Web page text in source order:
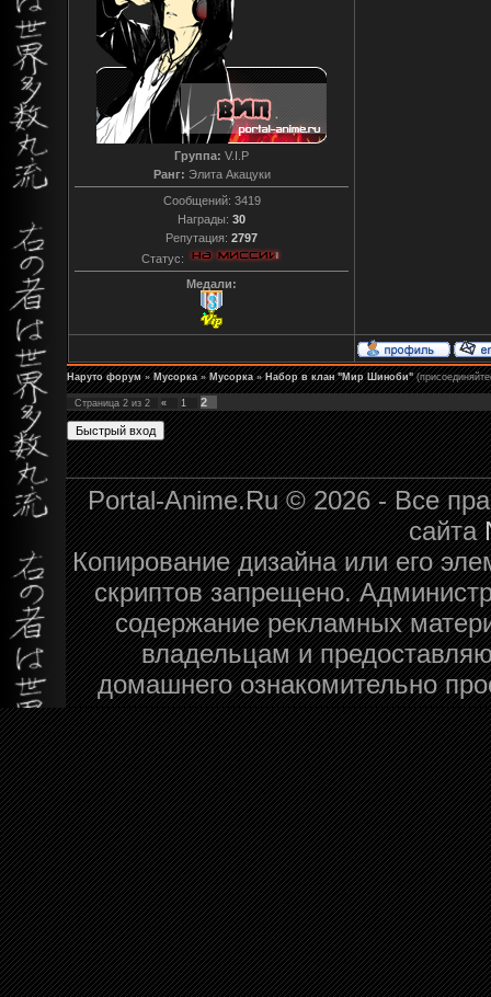
Группа: V.I.P
Ранг: Элита Акацуки
Сообщений: 3419
Награды: 30
Репутация: 2797
Статус:
Медали:
Наруто форум » Мусорка » Мусорка » Набор в клан "Мир Шиноби"
Страница 2 из 2 « 1 2
Portal-Anime.Ru © 2026 - Все
сайта
Копирование дизайна или его
скриптов запрещено.
содержание рекламных
владельцам и
домашнего ознакомительно